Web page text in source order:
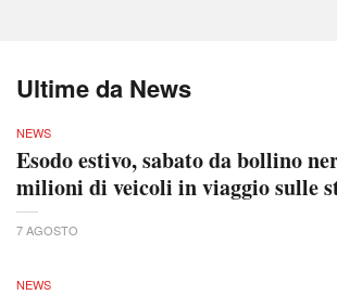
Ultime da News
NEWS
Esodo estivo, sabato da bollino
milioni di veicoli in viaggio sulle
7 AGOSTO
NEWS